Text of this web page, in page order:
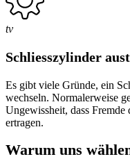
tv
Schliesszylinder
Es gibt viele Gründe, ein
wechseln. Normalerweise
Ungewissheit, dass
ertragen.
Warum uns